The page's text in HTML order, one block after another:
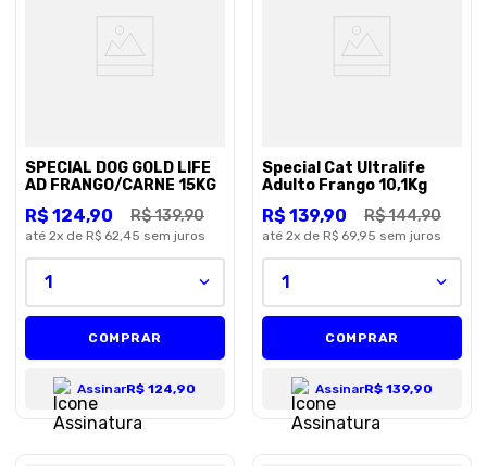
SPECIAL DOG GOLD LIFE
AD FRANGO/CARNE 15KG
R$139,90
R$ 124,90
até 2x de R$ 62,45 sem juros
1
COMPRAR
AssinarR$ 124,90
Special Cat Ultralife
Adulto Frango 10,1Kg
R$144,90
R$ 139,90
até 2x de R$ 69,95 sem juros
1
COMPRAR
AssinarR$ 139,90